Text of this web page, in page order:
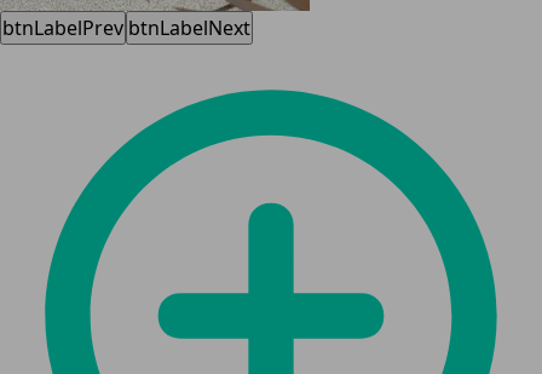
btnLabelPrev btnLabelNext